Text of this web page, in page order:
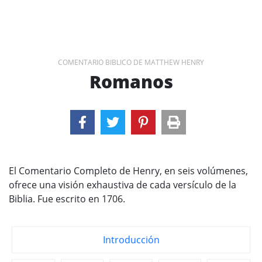
COMENTARIO BIBLICO DE MATTHEW HENRY
Romanos
El Comentario Completo de Henry, en seis volúmenes,
ofrece una visión exhaustiva de cada versículo de la
Biblia. Fue escrito en 1706.
Introducción